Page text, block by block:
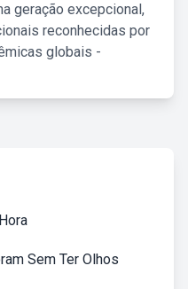
geração excepcional,
reconhecidas por
globais -
Sem Ter Olhos